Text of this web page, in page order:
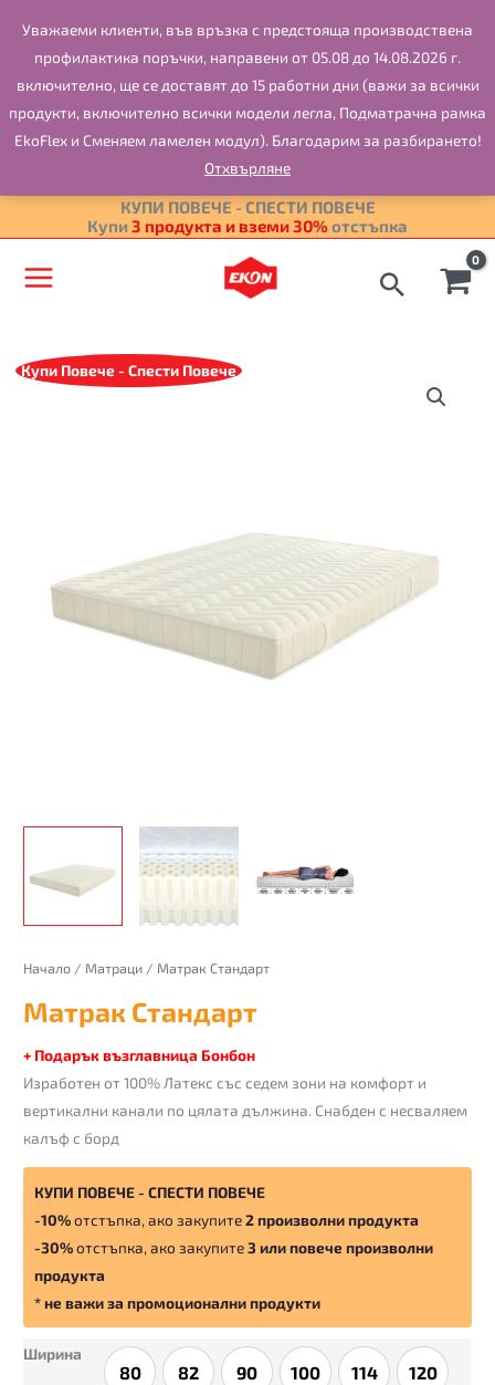
Уважаеми клиенти, във връзка с предстоящa производствена
профилактика поръчки, направени от 05.08 до 14.08.2026 г.
включително, ще се доставят до 15 работни дни (важи за всички
продукти, включително всички модели легла, Подматрачна
EkoFlex и Сменяем ламелен модул). Благодарим за разбирането!
Отхвърляне
content
КУПИ ПОВЕЧЕ - СПЕСТИ ПОВЕЧЕ
Купи
3 продукта и вземи
отстъпка
Купи Повече - Спести Повече
Начало / Матраци / Матрак Стандарт
Матрак Стандарт
+ Подарък възглавница Бонбон
Изработен от 100% Латекс със седем зони на комфорт и
вертикални канали по цялата дължина. Снабден с несваляем
калъф с борд
КУПИ ПОВЕЧЕ - СПЕСТИ ПОВЕЧЕ
-10%отстъпка, ако закупите2 произволни продукта
-30%отстъпка, ако закупите3 или повече произволни
продукта
* не важи за промоционални продукти
Ширина
80
80 82
82 90
90 100
100 114
114 120
120
количество
Матрак
Стандарт